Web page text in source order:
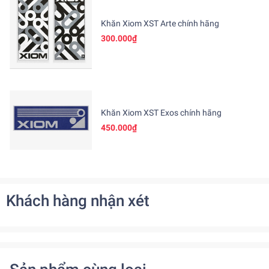
Khăn Xiom XST Arte chính hãng
300.000₫
Khăn Xiom XST Exos chính hãng
450.000₫
Khách hàng nhận xét